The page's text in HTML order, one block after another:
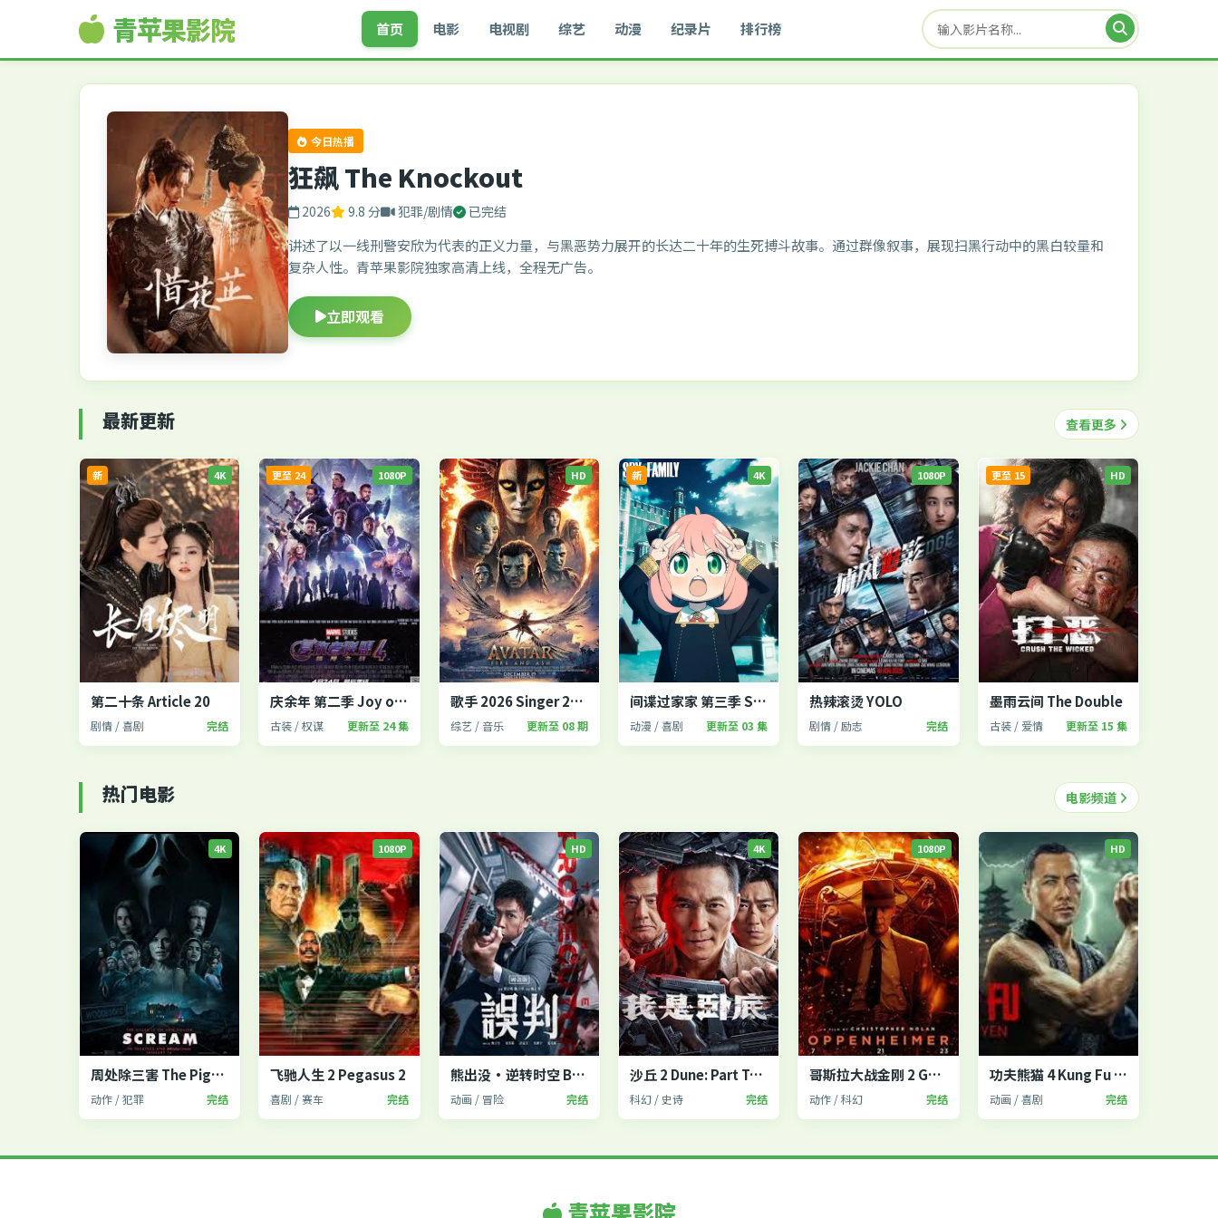
青苹果影院 首页 电影 电视剧 综艺 动漫 纪录片 排行榜
今日热播
狂飙 The Knockout
2026 9.8 分 犯罪/剧情 已完结
讲述了以一线刑警安欣为代表的正义力量，与黑恶势力展开的长达二十年的生死搏斗故事。通过群像叙事，展现扫黑行动中的黑白较量和
复杂人性。青苹果影院独家高清上线，全程无广告。
立即观看
最新更新 查看更多
4K
新
第二十条 Article 20
剧情 / 喜剧 完结
1080P
更至 24
庆余年 第二季 Joy of Life 2
古装 / 权谋 更新至 24 集
HD
歌手 2026 Singer 2026
综艺 / 音乐 更新至 08 期
4K
新
间谍过家家 第三季 SPY×FAMILY
动漫 / 喜剧 更新至 03 集
1080P
热辣滚烫 YOLO
剧情 / 励志 完结
HD
更至 15
墨雨云间 The Double
古装 / 爱情 更新至 15 集
热门电影 电影频道
4K
周处除三害 The Pig, the Snake and the Pigeon
动作 / 犯罪 完结
1080P
飞驰人生 2 Pegasus 2
喜剧 / 赛车 完结
HD
熊出没·逆转时空 Boonie Bears
动画 / 冒险 完结
4K
沙丘 2 Dune: Part Two
科幻 / 史诗 完结
1080P
哥斯拉大战金刚 2 Godzilla x Kong
动作 / 科幻 完结
HD
功夫熊猫 4 Kung Fu Panda 4
动画 / 喜剧 完结